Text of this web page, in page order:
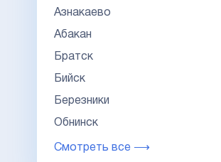
Азнакаево
Абакан
Братск
Бийск
Березники
Обнинск
Смотреть все ⟶